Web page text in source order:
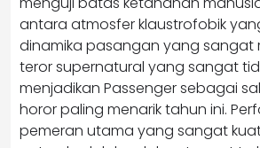
antara atmosfer klaustrofobik
dinamika pasangan yang sangat
teror supernatural yang sangat
menjadikan Passenger sebagai
horor paling menarik tahun ini.
pemeran utama yang sangat